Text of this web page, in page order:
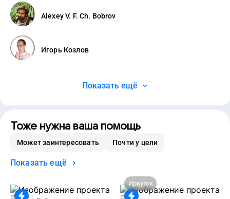
Alexey V. F. Ch. Bobrov
Игорь Козлов
Показать ещё
Тоже нужна ваша помощь
Может заинтересовать Почти у цели
Показать ещё
Иркутск